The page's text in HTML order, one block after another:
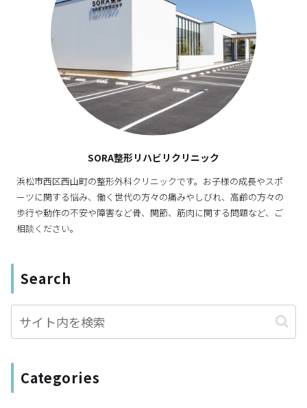
SORA整形リハビリクリニック
浜松市西区西山町の整形外科クリニックです。お子様の成長やスポ
ーツに関する悩み、働く世代の方々の痛みやしびれ、高齢の方々の
歩行や動作の不安や障害など骨、関節、筋肉に関する問題など、ご
相談ください。
Search
Categories